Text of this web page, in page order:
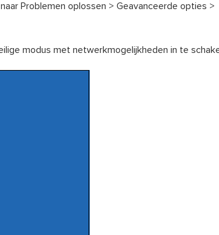
Problemen oplossen > Geavanceerde opties >
modus met netwerkmogelijkheden in te